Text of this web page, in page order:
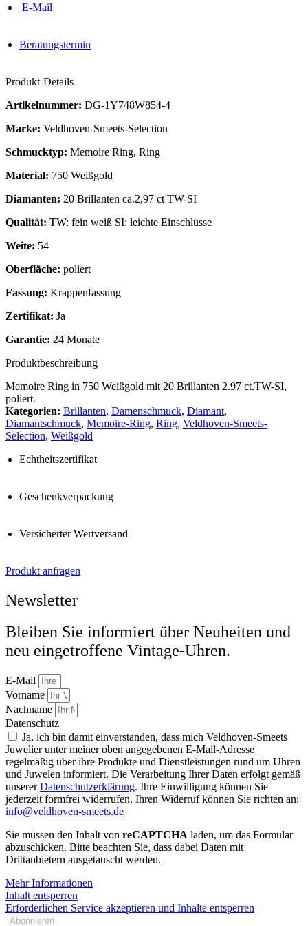
E-Mail
Beratungstermin
Produkt-Details
Artikelnummer: DG-1Y748W854-4
Marke: Veldhoven-Smeets-Selection
Schmucktyp: Memoire Ring, Ring
Material: 750 Weißgold
Diamanten: 20 Brillanten ca.2,97 ct TW-SI
Qualität: TW: fein weiß SI: leichte Einschlüsse
Weite: 54
Oberfläche: poliert
Fassung: Krappenfassung
Zertifikat: Ja
Garantie: 24 Monate
Produktbeschreibung
Memoire Ring in 750 Weißgold mit 20 Brillanten 2.97 ct.TW-SI,
poliert.
Kategorien: Brillanten, Damenschmuck, Diamant,
Diamantschmuck, Memoire-Ring, Ring, Veldhoven-Smeets-
Selection, Weißgold
Echtheitszertifikat
Geschenkverpackung
Versicherter Wertversand
Produkt anfragen
Newsletter
Bleiben Sie informiert über Neuheiten und
neu eingetroffene Vintage-Uhren.
E-Mail
Vorname
Nachname
Datenschutz
Ja, ich bin damit einverstanden, dass mich Veldhoven-Smeets
Juwelier unter meiner oben angegebenen E-Mail-Adresse
regelmäßig über ihre Produkte und Dienstleistungen rund um Uhren
und Juwelen informiert. Die Verarbeitung Ihrer Daten erfolgt gemäß
unsererDatenschutzerklärung. Ihre Einwilligung können Sie
jederzeit formfrei widerrufen. Ihren Widerruf können Sie richten an:
info@veldhoven-smeets.de
Sie müssen den Inhalt von reCAPTCHA laden, um das Formular
abzuschicken. Bitte beachten Sie, dass dabei Daten mit
Drittanbietern ausgetauscht werden.
Mehr Informationen
Inhalt entsperren
Erforderlichen Service akzeptieren und Inhalte entsperren
Abonnieren